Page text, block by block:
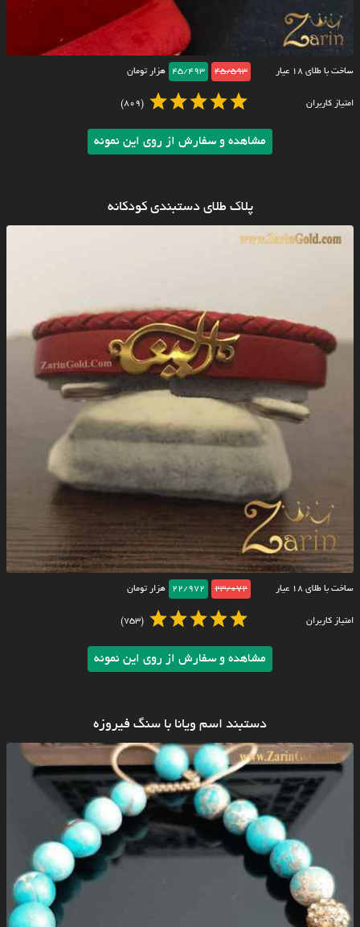
ساخت با طلای ۱۸ عیار 45/593
45/493 هزار تومان
امتیاز کاربران (809)
مشاهده و سفارش از روی این نمونه
پلاک طلای دستبندی کودکانه
ساخت با طلای ۱۸ عیار 23/072
22/972 هزار تومان
امتیاز کاربران (753)
مشاهده و سفارش از روی این نمونه
دستبند اسم ویانا با سنگ فیروزه